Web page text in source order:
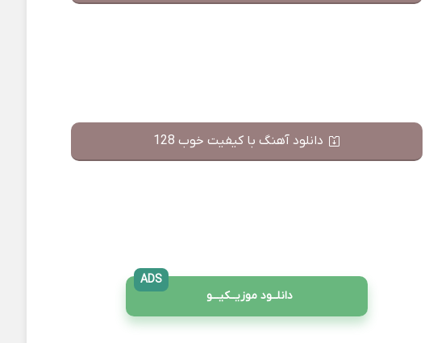
دانلود آهنگ با کیفیت خوب 128
دانلــود موزیــکیـــو
ADS